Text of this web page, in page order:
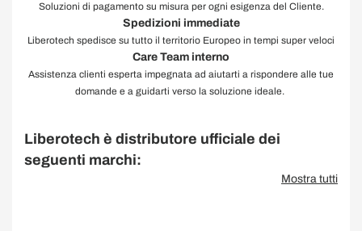
Soluzioni di pagamento su misura per ogni esigenza del Cliente.
Spedizioni immediate
Liberotech spedisce su tutto il territorio Europeo in tempi super veloci
Care Team interno
Assistenza clienti esperta impegnata ad aiutarti a rispondere alle tue
domande e a guidarti verso la soluzione ideale.
Liberotech è distributore ufficiale dei
seguenti marchi:
Mostra tutti